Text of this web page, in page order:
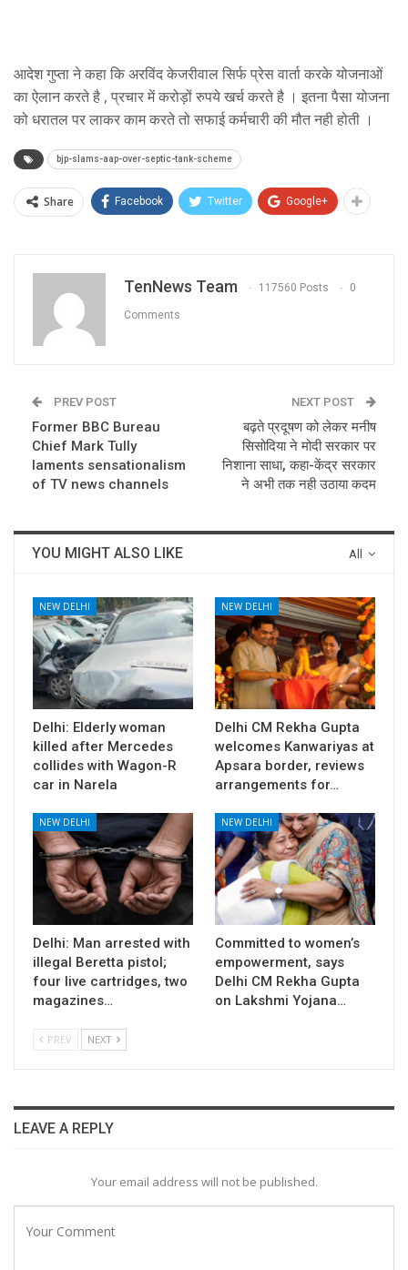
आदेश गुप्ता ने कहा कि अरविंद केजरीवाल सिर्फ प्रेस वार्ता करके योजनाओं
का ऐलान करते है , प्रचार में करोड़ों रुपये खर्च करते है । इतना पैसा योजना
को धरातल पर लाकर काम करते तो सफाई कर्मचारी की मौत नही होती ।
bjp-slams-aap-over-septic-tank-scheme
Share Facebook Twitter Google+
TenNews Team 117560 Posts 0
Comments
PREV POST
Former BBC Bureau
Chief Mark Tully
laments sensationalism
of TV news channels
NEXT POST
बढ़ते प्रदूषण को लेकर मनीष
सिसोदिया ने मोदी सरकार पर
निशाना साधा, कहा-केंद्र सरकार
ने अभी तक नही उठाया कदम
All
YOU MIGHT ALSO LIKE
NEW DELHI
Delhi: Elderly woman
killed after Mercedes
collides with Wagon-R
car in Narela
NEW DELHI
Delhi CM Rekha Gupta
welcomes Kanwariyas at
Apsara border, reviews
arrangements for…
NEW DELHI
Delhi: Man arrested with
illegal Beretta pistol;
four live cartridges, two
magazines…
NEW DELHI
Committed to women’s
empowerment, says
Delhi CM Rekha Gupta
on Lakshmi Yojana…
PREV NEXT
LEAVE A REPLY
Your email address will not be published.